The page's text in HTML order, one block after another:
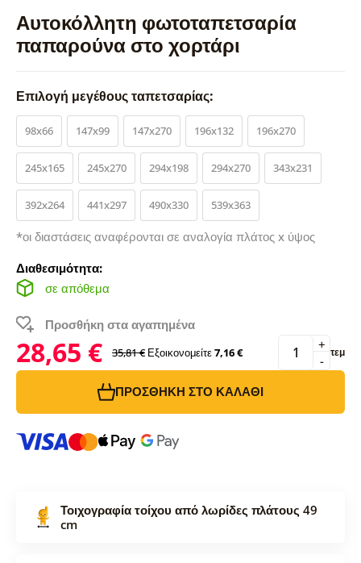
Αυτοκόλλητη φωτοταπετσαρία
παπαρούνα στο χορτάρι
Επιλογή μεγέθους ταπετσαρίας:
98x66 147x99 147x270 196x132 196x270
245x165 245x270 294x198 294x270 343x231
392x264 441x297 490x330 539x363
*οι διαστάσεις αναφέρονται σε αναλογία πλάτος x ύψος
Διαθεσιμότητα:
σε απόθεμα
Προσθήκη στα αγαπημένα
28,65 € 35,81 € Εξοικονομείτε7,16 € -
+ τεμ
ΠΡΟΣΘΉΚΗ ΣΤΟ ΚΑΛΆΘΙ
Τοιχογραφία τοίχου από λωρίδες πλάτους 49
cm